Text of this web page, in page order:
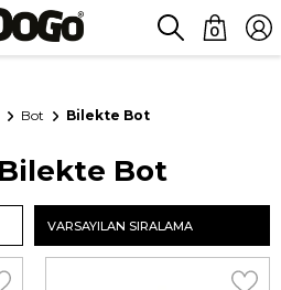
0
Bot Bilekte Bot
Bot